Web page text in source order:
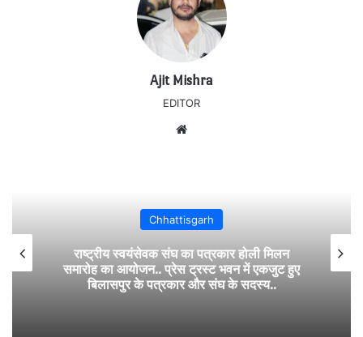
Ajit Mishra
EDITOR
Chhattisgarh
राष्ट्रीय स्वयंसेवक संघ का पत्रकार होली मिलन
समारोह का आयोजन.. प्रेस ट्रस्ट भवन में एकजुट हुए
बिलासपुर के पत्रकार और संघ के सदस्य..